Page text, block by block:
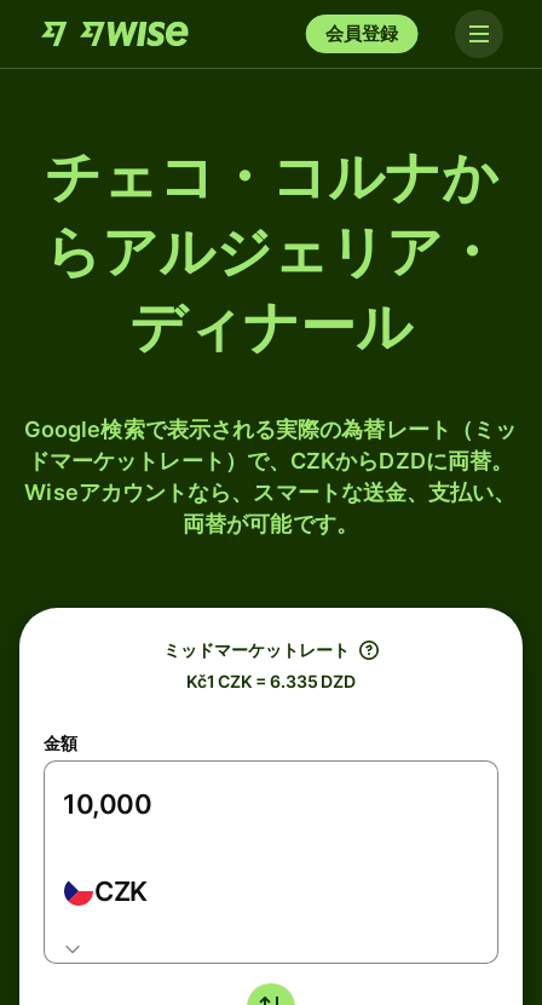
会員登録
チェコ・コルナか
らアルジェリア・
ディナール
Google検索で表示される実際の為替レート（ミッ
ドマーケットレート）で、CZKからDZDに両替。
Wiseアカウントなら、スマートな送金、支払い、
両替が可能です。
ミッドマーケットレート
Kč1 CZK = 6.335 DZD
金額
CZK